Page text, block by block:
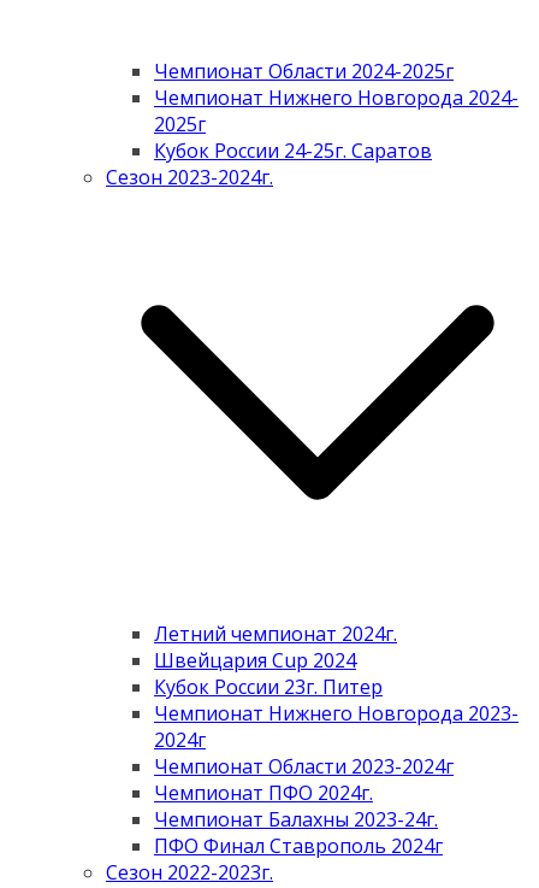
Чемпионат Области 2024-2025г
Чемпионат Нижнего Новгорода 2024-
2025г
Кубок России 24-25г. Саратов
Сезон 2023-2024г.
Летний чемпионат 2024г.
Швейцария Cup 2024
Кубок России 23г. Питер
Чемпионат Нижнего Новгорода 2023-
2024г
Чемпионат Области 2023-2024г
Чемпионат ПФО 2024г.
Чемпионат Балахны 2023-24г.
ПФО Финал Ставрополь 2024г
Сезон 2022-2023г.